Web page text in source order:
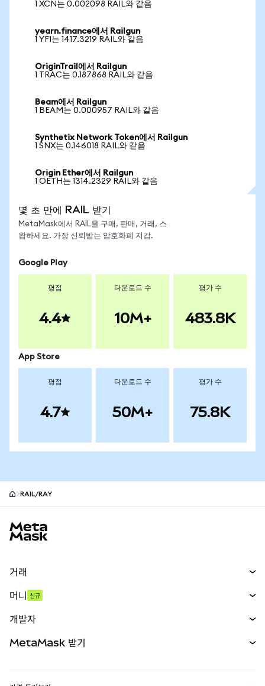
1 XCN는 0.002098 RAIL와 같음
yearn.finance에서 Railgun
1 YFI는 1417.3219 RAIL와 같음
OriginTrail에서 Railgun
1 TRAC는 0.187868 RAIL와 같음
Beam에서 Railgun
1 BEAM는 0.000957 RAIL와 같음
Synthetix Network Token에서 Railgun
1 SNX는 0.146018 RAIL와 같음
Origin Ether에서 Railgun
1 OETH는 1314.2329 RAIL와 같음
몇 초 만에 RAIL 받기
MetaMask에서 RAIL을 구매, 판매, 거래, 스
왑하세요. 가장 신뢰받는 암호화폐 지갑.
Google Play
평점
4.4
다운로드 수
10M+
평가 수
483.8K
App Store
평점
4.7
다운로드 수
50M+
평가 수
75.8K
RAIL/RAY
거래
무기한 선물
실물자산
머니 신규
개발자
MetaMask 받기